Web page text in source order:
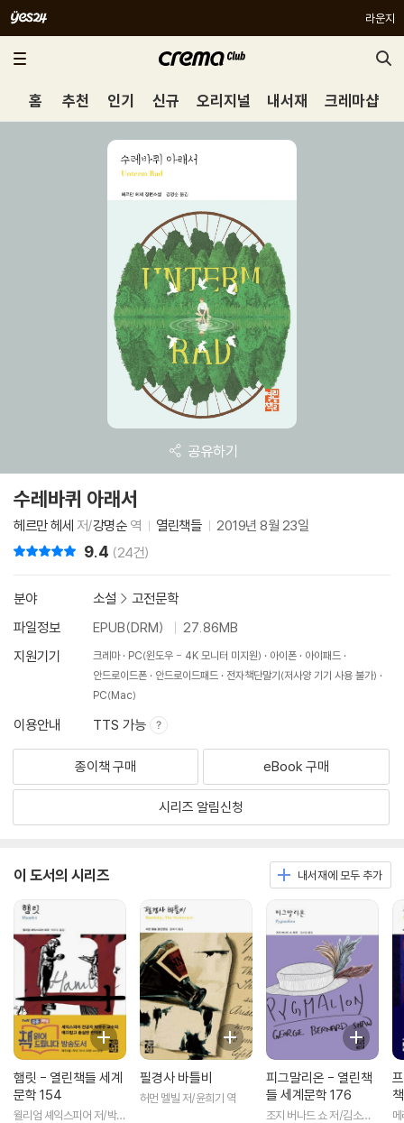
라운지
홈 추천 인기 신규 오리지널 내서재 크레마샵
공유하기
수레바퀴 아래서
헤르만 헤세 저/강명순역 열린책들 2019년 8월 23일
9.4 (24건)
분야 소설 > 고전문학
파일정보
EPUB(DRM)
27.86MB
지원기기
크레마 PC(윈도우 - 4K 모니터 미지원) 아이폰
아이패드
안드로이드폰
안드로이드패드
전자책단말기(저사양 기기 사용 불가)
PC(Mac)
이용안내 TTS 가능
종이책 구매 eBook 구매
시리즈 알림신청
이 도서의 시리즈 내서재에 모두 추가
햄릿 - 열린책들 세계
문학 154
윌리엄 셰익스피어 저/박우
필경사 바틀비
허먼 멜빌 저/윤희기 역
피그말리온 - 열린책
들 세계문학 176
조지 버나드 쇼 저/김소임